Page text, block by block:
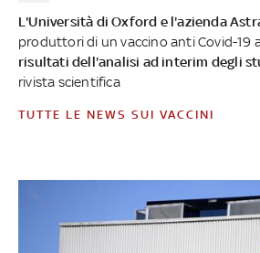
L'Università di Oxford e l'azienda
produttori di un vaccino anti Covid-19
risultati dell'analisi ad interim degli
rivista scientifica
TUTTE LE NEWS SUI VACCINI